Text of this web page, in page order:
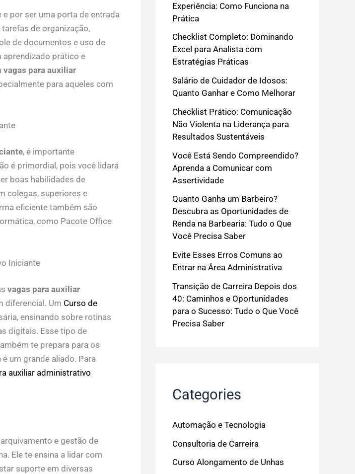
por ser uma porta de entrada
de organização,
de documentos e uso de
prático e
vagas para auxiliar
para aqueles com
, é importante
é primordial, pois você lidará
boas habilidades de
colegas, superiores e
eficiente também são
como Pacote Office
Iniciante
vagas para auxiliar
diferencial. Um Curso de
ensinando sobre rotinas
digitais. Esse tipo de
te prepara para os
um grande aliado. Para
auxiliar administrativo
e gestão de
Ele te ensina a lidar com
suporte em diversas
Experiência: Como Funciona na
Prática
Checklist Completo: Dominando
Excel para Analista com
Estratégias Práticas
Salário de Cuidador de Idosos:
Quanto Ganhar e Como Melhorar
Checklist Prático: Comunicação
Não Violenta na Liderança para
Resultados Sustentáveis
Você Está Sendo Compreendido?
Aprenda a Comunicar com
Assertividade
Quanto Ganha um Barbeiro?
Descubra as Oportunidades de
Renda na Barbearia: Tudo o Que
Você Precisa Saber
Evite Esses Erros Comuns ao
Entrar na Área Administrativa
Transição de Carreira Depois dos
40: Caminhos e Oportunidades
para o Sucesso: Tudo o Que Você
Precisa Saber
Categories
Automação e Tecnologia
Consultoria de Carreira
Curso Alongamento de Unhas